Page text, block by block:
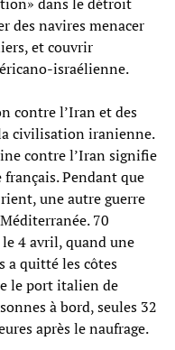
des navires menacer
et couvrir
israélienne.
contre l’Iran et des
civilisation iranienne.
contre l’Iran signifie
Pendant que
une autre guerre
70
4 avril, quand une
a quitté les côtes
le port italien de
à bord, seules 32
après le naufrage.